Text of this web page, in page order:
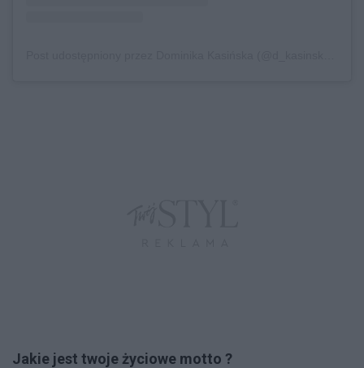
Jakie jest twoje życiowe motto ?